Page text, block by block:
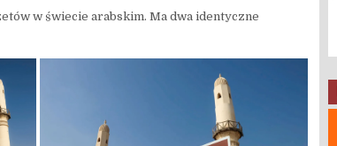
w świecie arabskim. Ma dwa identyczne